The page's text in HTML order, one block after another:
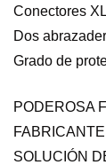
Conectores
Dos
Grado de
PODEROSA
SOLUCIÓN